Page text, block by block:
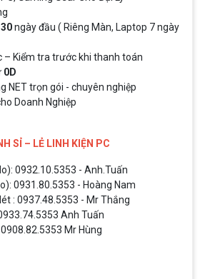
ngày đầu ( Riêng Màn, Laptop 7 ngày
– Kiểm tra trước khi thanh toán
0D
NET trọn gói - chuyên nghiệp
Doanh Nghiệp
SỈ – LẺ LINH KIỆN PC
0932.10.5353 - Anh.Tuấn
0931.80.5353 - Hoàng Nam
: 0937.48.5353 - Mr Thắng
Anh Tuấn
Mr Hùng